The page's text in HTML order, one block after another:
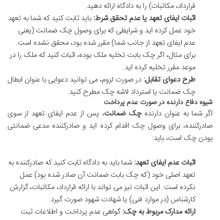
قرارداد، مکاتبات) را به دادگاه ارائه دهید.
اثبات ایفای تعهد یا عدم تحقق شرط: باید ثابت کنید که شما به تعهد
خود عمل کرده اید و شرایطی که برای وصول چک ضمانت (یعنی
عدم ایفای تعهد از جانب شما) مقرر شده بود، محقق نشده است.
برای مثال، اگر چک بابت تخلیه ملک بوده، اثبات کنید که ملک را در
موعد مقرر تخلیه کرده اید.
طرح دعوای تقابل: در صورت لزوم، می توانید دعوایی با عنوان ابطال
چک ضمانت یا استرداد لاشه چک مطرح کنید.
شیوه دفاع دارنده در صورت عدم پرداخت
اگر شما به عنوان دارندهچک ضمانت، پس از عدم ایفای تعهد از سوی
صادرکننده، برای وصول چک اقدام کرده اید و صادرکننده مدعی ضمانتی
بودن چک است، باید:
اثبات عدم ایفای تعهد: شما باید به دادگاه ثابت کنید که صادرکننده به
تعهد اصلی خود (که چک بابت ضمانت آن صادر شده بود) عمل
نکرده است. این اثبات نیز می تواند با ارائه قرارداد، مکاتبات، گزارش
کارشناس (در موارد فنی) یا شهادت شهود صورت گیرد.
ارائه مدارک مربوط به چک:گواهی عدم پرداخت و اطلاعات ثبت